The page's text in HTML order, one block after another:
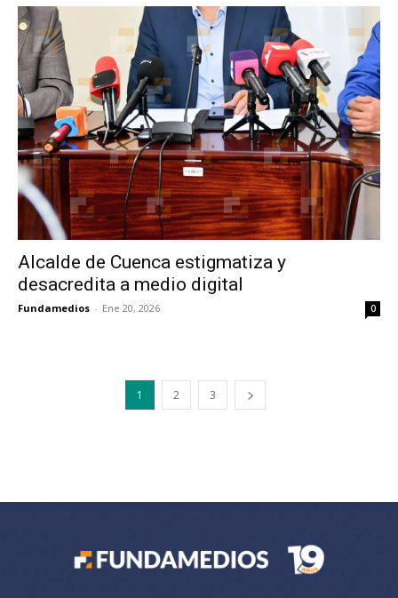
Alcalde de Cuenca estigmatiza y
desacredita a medio digital
Fundamedios - Ene 20, 2026 0
1 2 3